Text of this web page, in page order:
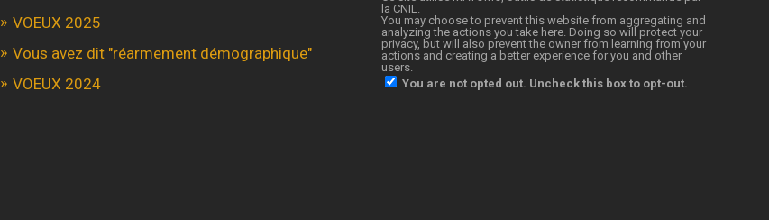
VOEUX 2025
Vous avez dit "réarmement démographique"
VOEUX 2024
la CNIL.
You may choose to prevent this website from aggregating and
analyzing the actions you take here. Doing so will protect your
privacy, but will also prevent the owner from learning from your
actions and creating a better experience for you and other
users.
You are not opted out. Uncheck this box to opt-out.